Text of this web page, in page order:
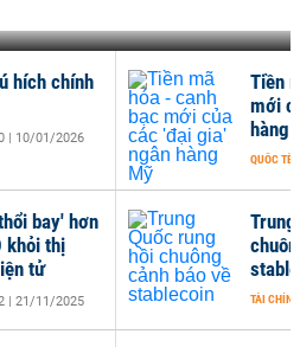
hóa - canh bạc
các 'đại gia' ngân
rung hồi
báo về
- 14:15 | 19/07/2025